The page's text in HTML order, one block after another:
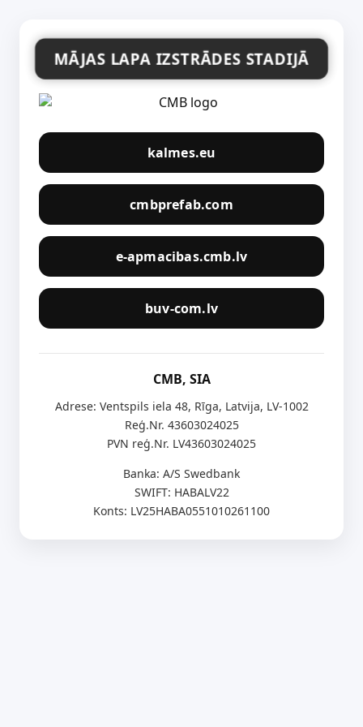
MĀJAS LAPA IZSTRĀDES STADIJĀ
kalmes.eu
cmbprefab.com
e-apmacibas.cmb.lv
buv-com.lv
CMB, SIA
Adrese: Ventspils iela 48, Rīga, Latvija, LV-1002
Reģ.Nr. 43603024025
PVN reģ.Nr. LV43603024025
Banka: A/S Swedbank
SWIFT: HABALV22
Konts: LV25HABA0551010261100